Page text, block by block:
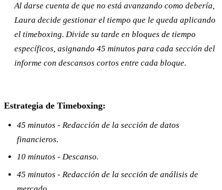
Al darse cuenta de que no está avanzando como debería,
Laura decide gestionar el tiempo que le queda aplicando
el timeboxing. Divide su tarde en bloques de tiempo
específicos, asignando 45 minutos para cada sección del
informe con descansos cortos entre cada bloque.
Estrategia de Timeboxing:
45 minutos - Redacción de la sección de datos
financieros.
10 minutos - Descanso.
45 minutos - Redacción de la sección de análisis de